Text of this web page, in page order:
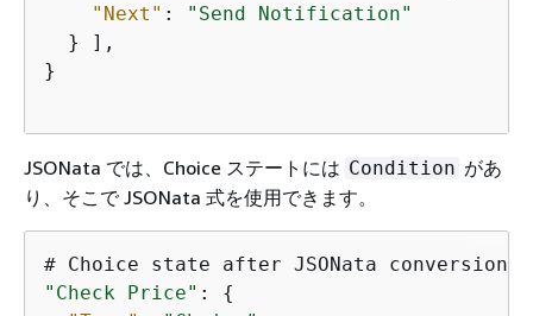
"Next" :
"Send Notification"
  } ],
}
JSONata では、Choice ステートには Condition があ
り、そこで JSONata 式を使用できます。
"Check Price" : {